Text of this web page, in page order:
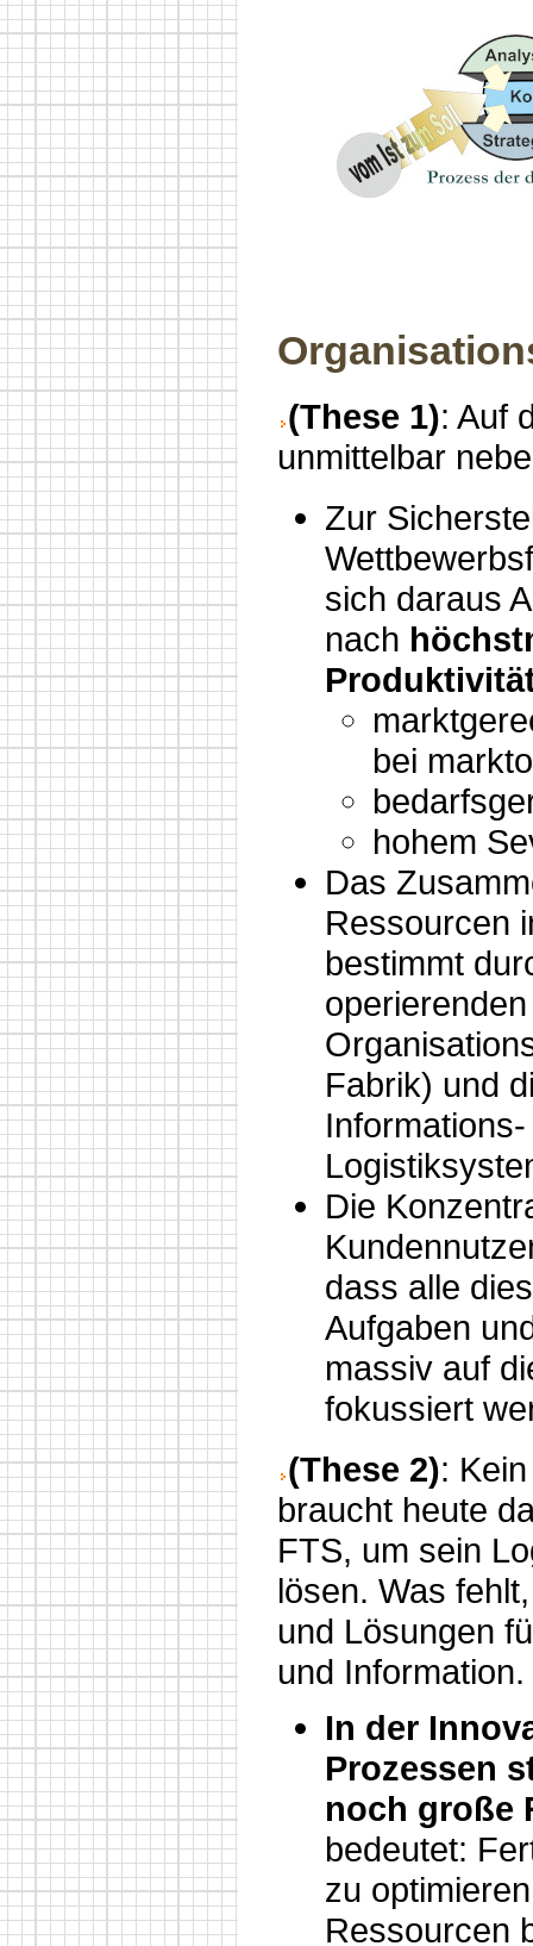
(These 1): Auf
unmittelbar
Zur
sich daraus
nach
bei
hohem
Das
Ressourcen
bestimmt
operierenden
Fabrik) und
Die
dass alle
Aufgaben
massiv auf
fokussiert
(These 2):
braucht heute
FTS, um sein
lösen. Was
und Lösungen
und Information.
In der
Prozessen
noch große
bedeutet:
zu
Ressourcen